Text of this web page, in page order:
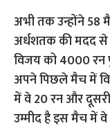
अभी तक उन्होंने
अर्धशतक की मदद
विजय को 4000 रन
अपने पिछले मैच में
में वे 20 रन और
उम्मीद है इस मैच में